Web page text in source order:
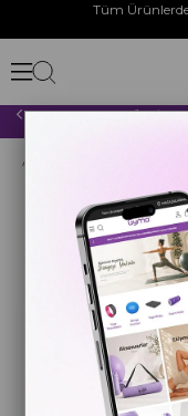
Tüm
2000 TL VE ÜZERİ
Anasayfa